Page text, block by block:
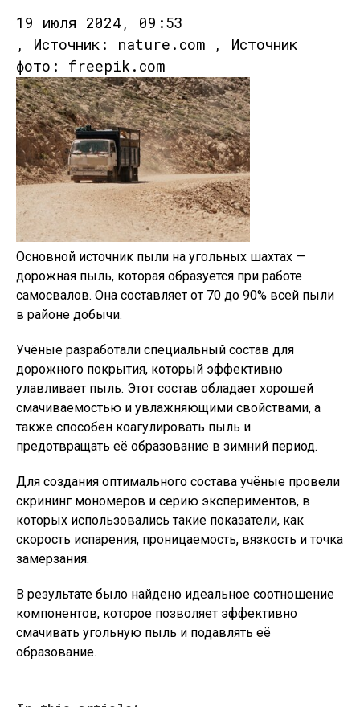
19 июля 2024, 09:53
, Источник: nature.com , Источник
фото: freepik.com
Основной источник пыли на угольных шахтах —
дорожная пыль, которая образуется при работе
самосвалов. Она составляет от 70 до 90% всей пыли
в районе добычи.
Учёные разработали специальный состав для
дорожного покрытия, который эффективно
улавливает пыль. Этот состав обладает хорошей
смачиваемостью и увлажняющими свойствами, а
также способен коагулировать пыль и
предотвращать её образование в зимний период.
Для создания оптимального состава учёные провели
скрининг мономеров и серию экспериментов, в
которых использовались такие показатели, как
скорость испарения, проницаемость, вязкость и точка
замерзания.
В результате было найдено идеальное соотношение
компонентов, которое позволяет эффективно
смачивать угольную пыль и подавлять её
образование.